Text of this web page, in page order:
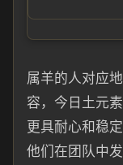
属羊的人对应
容，今日土元
更具耐心和稳
他们在团队中